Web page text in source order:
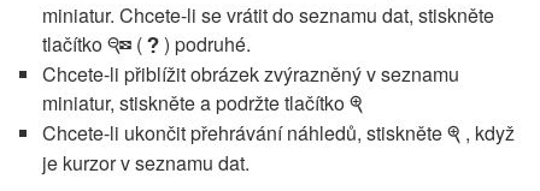
miniatur. Chcete-li se vrátit do seznamu dat, stiskněte
tlačítko W ( Q ) podruhé.
Chcete-li přiblížit obrázek zvýrazněný v seznamu
miniatur, stiskněte a podržte tlačítko X
Chcete-li ukončit přehrávání náhledů, stiskněte X , když
je kurzor v seznamu dat.